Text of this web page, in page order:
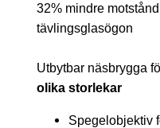
32% mindre
tävlingsglasögon
Utbytbar näsbrygga
olika storlekar
Spegelobjektiv